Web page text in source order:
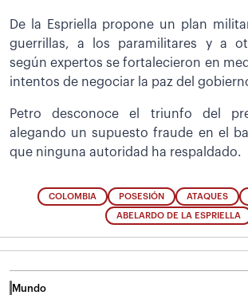
De la Espriella propone un plan
guerrillas, a los paramilitares y a
según expertos se fortalecieron en
intentos de negociar la paz del
Petro desconoce el triunfo del
alegando un supuesto fraude en el
que ninguna autoridad ha respaldado.
COLOMBIA POSESIÓN ATAQUES
ABELARDO DE LA ESPRIELLA
Mundo